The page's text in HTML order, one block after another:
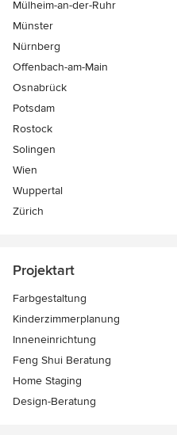
Mülheim-an-der-Ruhr
Münster
Nürnberg
Offenbach-am-Main
Osnabrück
Potsdam
Rostock
Solingen
Wien
Wuppertal
Zürich
Projektart
Farbgestaltung
Kinderzimmerplanung
Inneneinrichtung
Feng Shui Beratung
Home Staging
Design-Beratung